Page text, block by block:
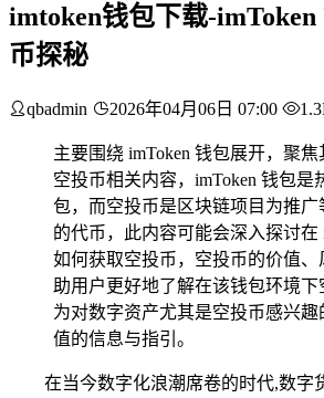
imtoken钱包下载-
币探秘
qbadmin 2026年04月06日 07:00
主要围绕 imToken 钱包展开，聚
空投币相关内容，imToken 钱包是
包，而空投币是区块链项目为推
的代币，此内容可能会深入探讨在
如何获取空投币，空投币的价值、
助用户更好地了解在该钱包环境下
为对数字资产尤其是空投币感兴
值的信息与指引。
在当今数字化浪潮席卷的时代,数字